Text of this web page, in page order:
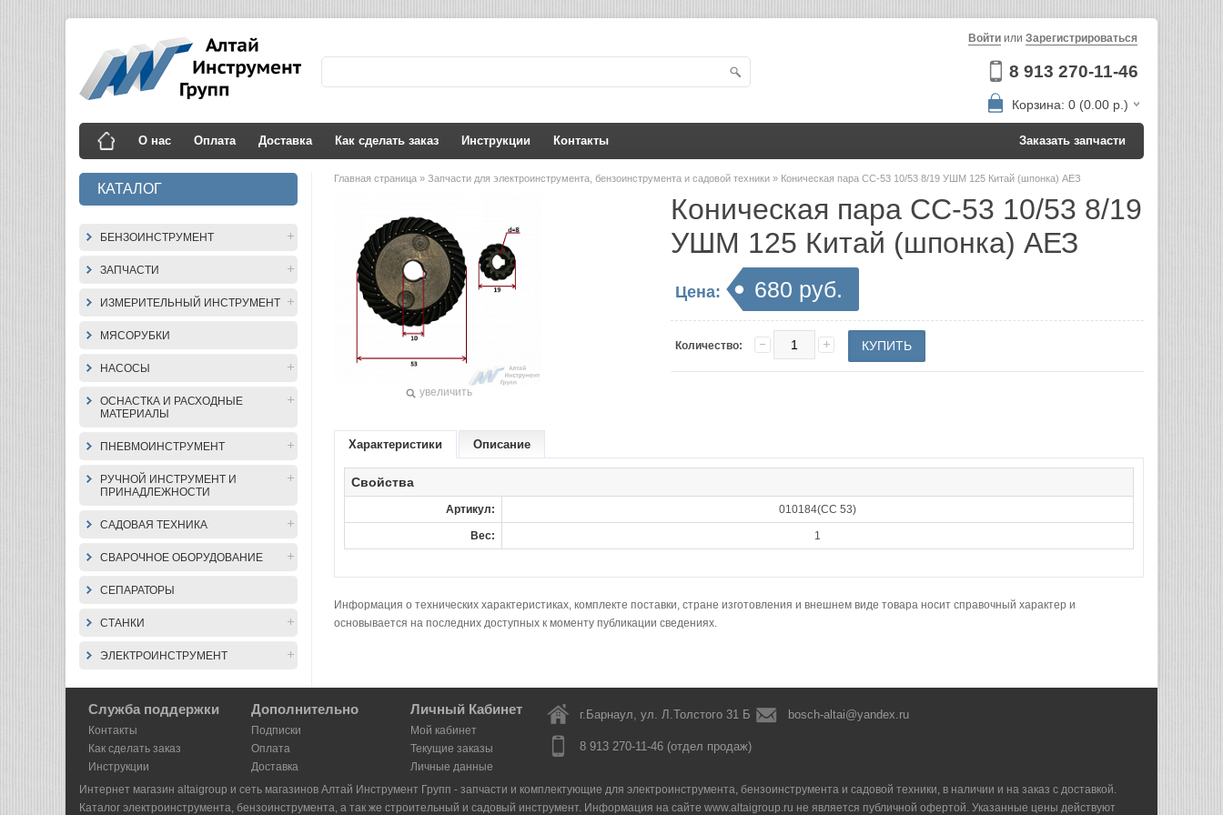
8 913 270-11-46
Войти или Зарегистрироваться
Корзина: 0 (0.00 р.)
О нас Оплата Доставка Как сделать заказ Инструкции Контакты Заказать запчасти
КАТАЛОГ
БЕНЗОИНСТРУМЕНТ
ЗАПЧАСТИ
ИЗМЕРИТЕЛЬНЫЙ ИНСТРУМЕНТ
МЯСОРУБКИ
НАСОСЫ
ОСНАСТКА И РАСХОДНЫЕ
МАТЕРИАЛЫ
ПНЕВМОИНСТРУМЕНТ
РУЧНОЙ ИНСТРУМЕНТ И
ПРИНАДЛЕЖНОСТИ
САДОВАЯ ТЕХНИКА
СВАРОЧНОЕ ОБОРУДОВАНИЕ
СЕПАРАТОРЫ
СТАНКИ
ЭЛЕКТРОИНСТРУМЕНТ
Главная страница » Запчасти для электроинструмента, бензоинструмента и садовой техники » Коническая пара СС-53 10/53 8/19 УШМ 125 Китай (шпонка) АЕЗ
увеличить
Коническая пара СС-53 10/53 8/19
УШМ 125 Китай (шпонка) АЕЗ
Цена: 680 руб.
Количество:
Характеристики Описание
Свойства
Артикул: 010184(СС 53)
Вес: 1
Информация о технических характеристиках, комплекте поставки, стране изготовления и внешнем виде товара носит справочный характер и
основывается на последних доступных к моменту публикации сведениях.
Служба поддержки
Контакты
Как сделать заказ
Инструкции
Дополнительно
Подписки
Оплата
Доставка
Личный Кабинет
Мой кабинет
Текущие заказы
Личные данные
г.Барнаул, ул. Л.Толстого 31 Б bosch-altai@yandex.ru
8 913 270-11-46 (отдел продаж)
Интернет магазин altaigroup и сеть магазинов Алтай Инструмент Групп - запчасти и комплектующие для электроинструмента, бензоинструмента и садовой техники, в наличии и на заказ с доставкой.
Каталог электроинструмента, бензоинструмента, а так же строительный и садовый инструмент. Информация на сайте www.altaigroup.ru не является публичной офертой. Указанные цены действуют